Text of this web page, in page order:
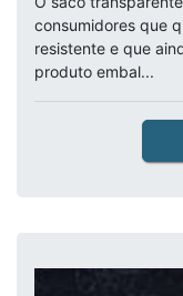
consumidores que
resistente e que
produto embal...